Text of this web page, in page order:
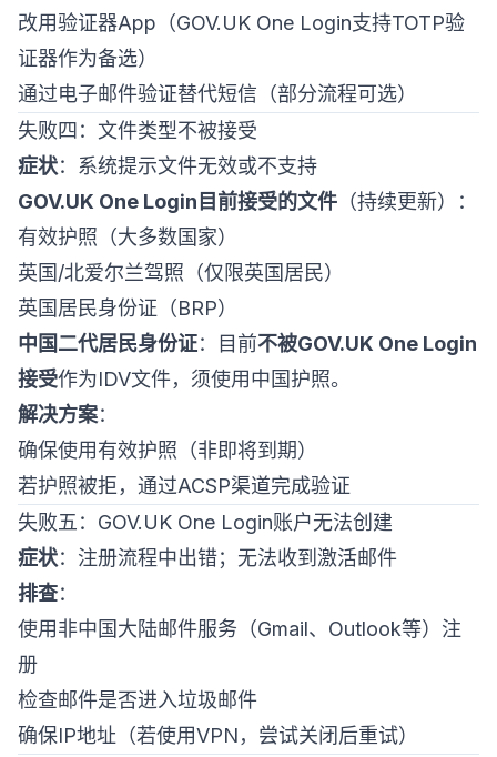
改用验证器App（GOV.UK One Login支持TOTP验
证器作为备选）
通过电子邮件验证替代短信（部分流程可选）
失败四：文件类型不被接受
症状：系统提示文件无效或不支持
GOV.UK One Login目前接受的文件 （持续更新）：
有效护照（大多数国家）
英国/北爱尔兰驾照（仅限英国居民）
英国居民身份证（BRP）
中国二代居民身份证：目前不被GOV.UK One Login
接受作为IDV文件，须使用中国护照。
解决方案：
确保使用有效护照（非即将到期）
若护照被拒，通过ACSP渠道完成验证
失败五：GOV.UK One Login账户无法创建
症状：注册流程中出错；无法收到激活邮件
排查：
使用非中国大陆邮件服务（Gmail、Outlook等）注
册
检查邮件是否进入垃圾邮件
确保IP地址（若使用VPN，尝试关闭后重试）